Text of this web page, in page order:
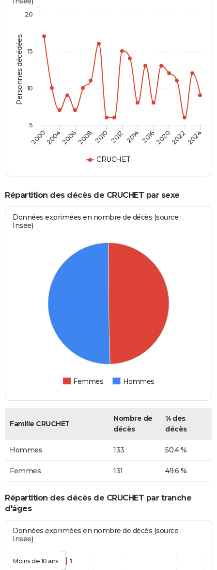
Personnes décédées
CRUCHET
20002004200620082010 2012 2014 2016202020222024
5
10
15
20
Répartition des décès de CRUCHET par sexe
Données exprimées en nombre de décès (source :
Insee)
Femmes Hommes
Famille CRUCHET
Nombre de
décès
% des
décès
Hommes 133 50,4 %
Femmes 131 49,6 %
Répartition des décès de CRUCHET par tranche
d'âges
Données exprimées en nombre de décès (source :
Insee)
1
Moins de 10 ans